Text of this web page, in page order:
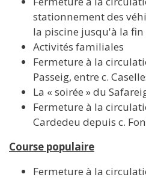
stationnement des
la piscine jusqu'à la
Activités familiales
Fermeture à la
Passeig, entre c.
La « soirée » du
Fermeture à la
Cardedeu depuis c.
Course populaire
Fermeture à la